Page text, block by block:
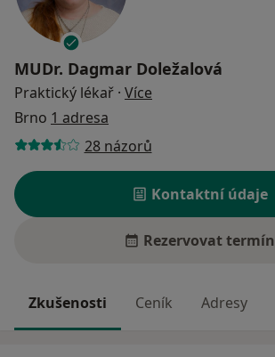
MUDr. Dagmar Doležalová
Praktický lékař · Více
Brno 1 adresa
28 názorů
Kontaktní údaje
Rezervovat termín
Zkušenosti Ceník Adresy